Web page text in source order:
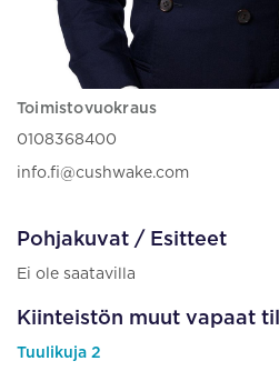
Toimistovuokraus
0108368400
info.fi@cushwake.com
Pohjakuvat / Esitteet
Ei ole saatavilla
Kiinteistön muut vapaat
Tuulikuja 2